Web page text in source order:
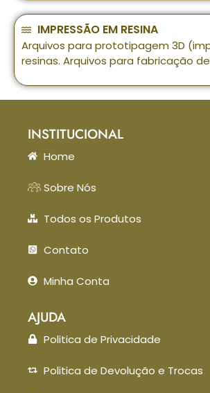
IMPRESSÃO EM RESINA
Arquivos para prototipagem 3D
resinas. Arquivos para fabricação
INSTITUCIONAL
Home
Sobre Nós
Todos os Produtos
Contato
Minha Conta
AJUDA
Politica de Privacidade
Politica de Devolução e Trocas